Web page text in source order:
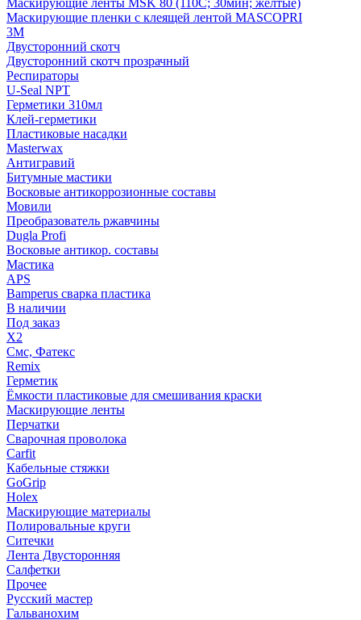
Маскирующие ленты MSK 80 (110С; 30мин; желтые)
Маскирующие пленки с клеящей лентой MASCOPRI
3M
Двусторонний скотч
Двусторонний скотч прозрачный
Респираторы
U-Seal NPT
Герметики 310мл
Клей-герметики
Пластиковые насадки
Masterwax
Антигравий
Битумные мастики
Восковые антикоррозионные составы
Мовили
Преобразователь ржавчины
Dugla Profi
Восковые антикор. составы
Мастика
APS
Bamperus сварка пластика
В наличии
Под заказ
X2
Смс, Фатекс
Remix
Герметик
Ёмкости пластиковые для смешивания краски
Маскирующие ленты
Перчатки
Сварочная проволока
Carfit
Кабельные стяжки
GoGrip
Holex
Маскирующие материалы
Полировальные круги
Ситечки
Лента Двусторонняя
Салфетки
Прочее
Русский мастер
Гальванохим